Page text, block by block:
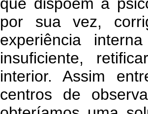
por sua vez,
experiência
insuficiente,
interior. Assim
centros de